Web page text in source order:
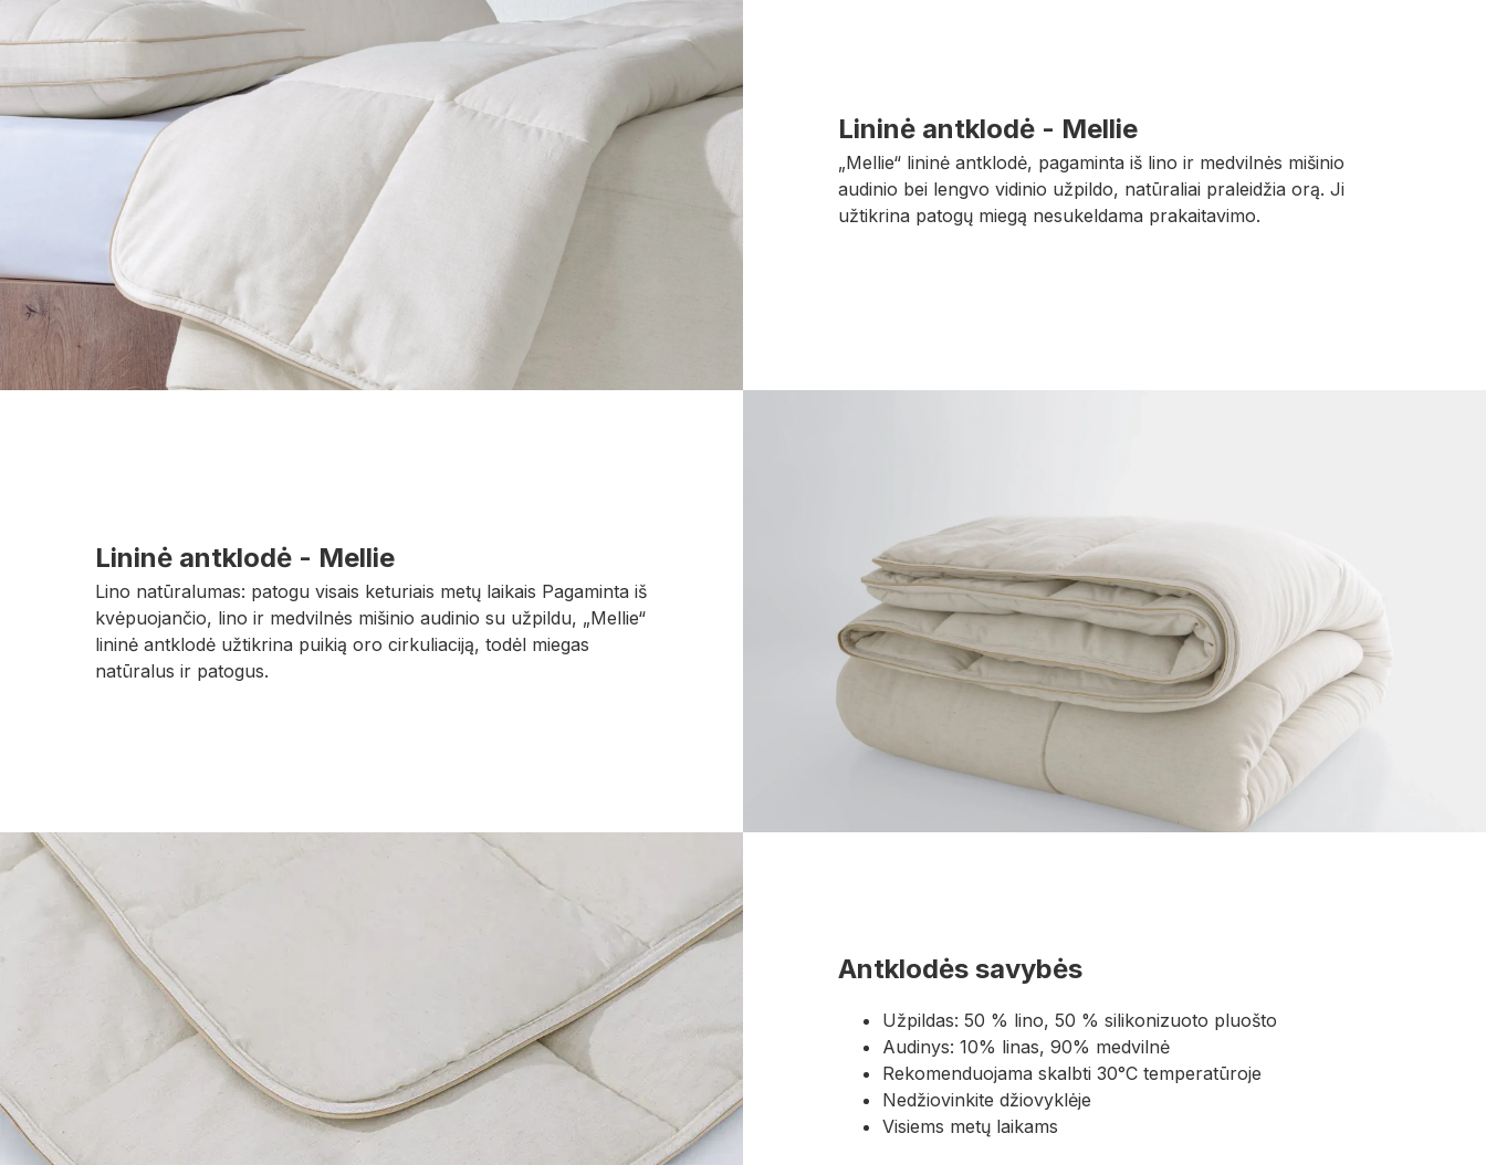
Lininė antklodė - Mellie
„Mellie“ lininė antklodė, pagaminta iš lino ir medvilnės mišinio
audinio bei lengvo vidinio užpildo, natūraliai praleidžia orą. Ji
užtikrina patogų miegą nesukeldama prakaitavimo.
Lininė antklodė - Mellie
Lino natūralumas: patogu visais keturiais metų laikais Pagaminta iš
kvėpuojančio, lino ir medvilnės mišinio audinio su užpildu, „Mellie“
lininė antklodė užtikrina puikią oro cirkuliaciją, todėl miegas
natūralus ir patogus.
Antklodės savybės
Užpildas: 50 % lino, 50 % silikonizuoto pluošto
Audinys: 10% linas, 90% medvilnė
Rekomenduojama skalbti 30°C temperatūroje
Nedžiovinkite džiovyklėje
Visiems metų laikams